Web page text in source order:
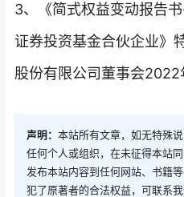
3、《简式权益变动报告
证券投资基金合伙企业》
股份有限公司董事会2022
声明： 本站所有文章，如无特殊
任何个人或组织，在未征得本站
发布本站内容到任何网站、书籍
犯了原著者的合法权益，可联系我